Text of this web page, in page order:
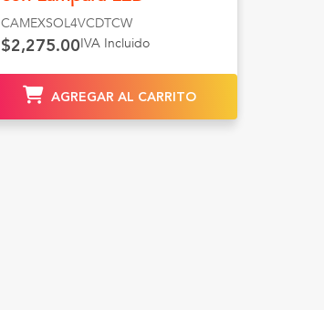
CAMEXSOL4VCDTCW
$2,275.00IVA Incluido
AGREGAR AL CARRITO